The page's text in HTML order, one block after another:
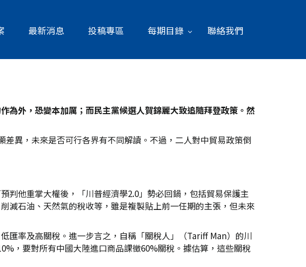
最新消息 投稿專區 每期目錄 聯絡我們
為外，恐變本加厲；而民主黨候選人賀錦麗大致追隨拜登政策。然
異，未來是否可行各界有不同解讀。不過，二人對中貿易政策倒
判他重掌大權後，「川普經濟學2.0」勢必回鍋，包括貿易保護主
減石油、天然氣的稅收等，雖是複製貼上前一任期的主張，但未來
匯率及高關稅。進一步言之，自稱「關稅人」（Tariff Man）的川
，要對所有中國大陸進口商品課徵60%關稅。據估算，這些關稅